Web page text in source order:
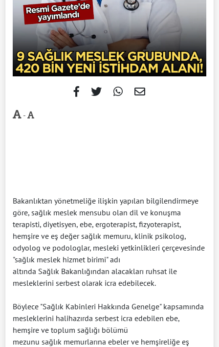
-
Bakanlıktan yönetmeliğe ilişkin yapılan bilgilendirmeye
göre, sağlık meslek mensubu olan dil ve konuşma
terapisti, diyetisyen, ebe, ergoterapist, fizyoterapist,
hemşire ve eş değer sağlık memuru, klinik psikolog,
odyolog ve podologlar, mesleki yetkinlikleri çerçevesinde
"sağlık meslek hizmet birimi" adı
altında Sağlık Bakanlığından alacakları ruhsat ile
mesleklerini serbest olarak icra edebilecek.
Böylece "Sağlık Kabinleri Hakkında Genelge" kapsamında
mesleklerini halihazırda serbest icra edebilen ebe,
hemşire ve toplum sağlığı bölümü
mezunu sağlık memurlarına ebeler ve hemşireliğe eş